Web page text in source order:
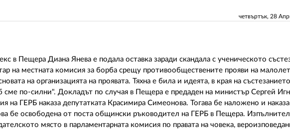
четвъртък, 28
в Пещера Диана Янева е подала оставка заради скандала с ученическото
на местната комисия за борба срещу противообществените прояви на
на организацията на проявата. Тяхна е била и идеята, в края на
по-силни". Докладът по случая в Пещера е предаден на министър Сергей
на ГЕРБ наказа депутатката Красимира Симеонова. Тогава бе наложено и
бе освободена от поста общински ръководител на ГЕРБ в Пещера.
място в парламентарната комисия по правата на човека,